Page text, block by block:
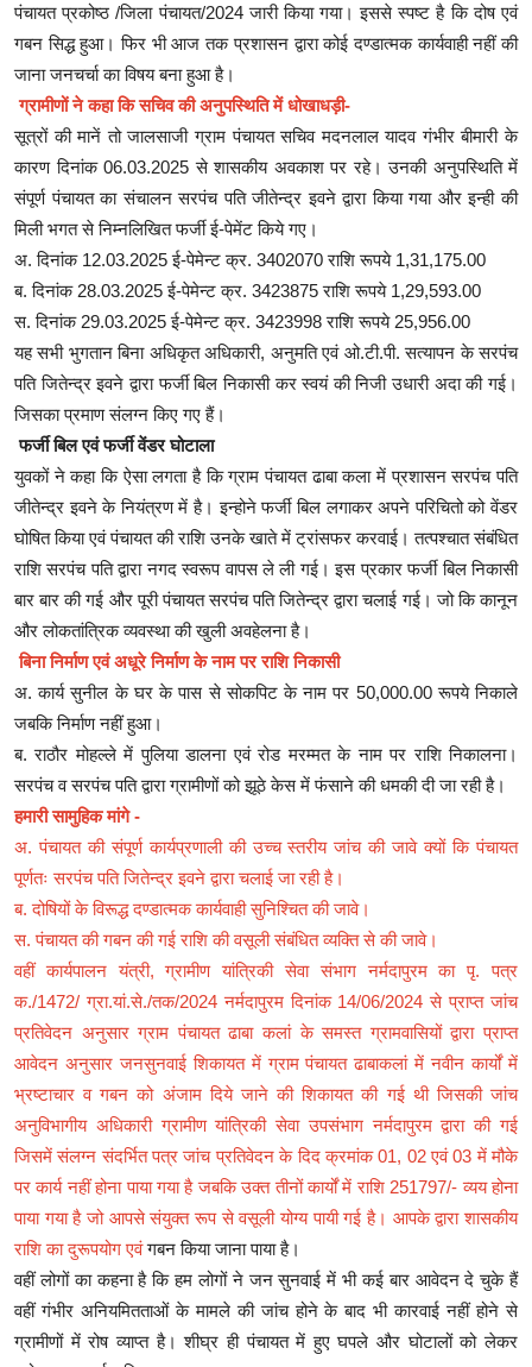
पंचायत प्रकोष्ठ /जिला पंचायत/2024 जारी किया गया। इससे स्पष्ट है कि दोष एवं
गबन सिद्ध हुआ। फिर भी आज तक प्रशासन द्वारा कोई दण्डात्मक कार्यवाही नहीं की
जाना जनचर्चा का विषय बना हुआ है।
ग्रामीणों ने कहा कि सचिव की अनुपस्थिति में धोखाधड़ी-
सूत्रों की मानें तो जालसाजी ग्राम पंचायत सचिव मदनलाल यादव गंभीर बीमारी के
कारण दिनांक 06.03.2025 से शासकीय अवकाश पर रहे। उनकी अनुपस्थिति में
संपूर्ण पंचायत का संचालन सरपंच पति जीतेन्द्र इवने द्वारा किया गया और इन्ही की
मिली भगत से निम्नलिखित फर्जी ई-पेमेंट किये गए।
अ. दिनांक 12.03.2025 ई-पेमेन्ट क्र. 3402070 राशि रूपये 1,31,175.00
ब. दिनांक 28.03.2025 ई-पेमेन्ट क्र. 3423875 राशि रूपये 1,29,593.00
स. दिनांक 29.03.2025 ई-पेमेन्ट क्र. 3423998 राशि रूपये 25,956.00
यह सभी भुगतान बिना अधिकृत अधिकारी, अनुमति एवं ओ.टी.पी. सत्यापन के सरपंच
पति जितेन्द्र इवने द्वारा फर्जी बिल निकासी कर स्वयं की निजी उधारी अदा की गई।
जिसका प्रमाण संलग्न किए गए हैं।
फर्जी बिल एवं फर्जी वेंडर घोटाला
युवकों ने कहा कि ऐसा लगता है कि ग्राम पंचायत ढाबा कला में प्रशासन सरपंच पति
जीतेन्द्र इवने के नियंत्रण में है। इन्होने फर्जी बिल लगाकर अपने परिचितो को वेंडर
घोषित किया एवं पंचायत की राशि उनके खाते में ट्रांसफर करवाई। तत्पश्चात संबंधित
राशि सरपंच पति द्वारा नगद स्वरूप वापस ले ली गई। इस प्रकार फर्जी बिल निकासी
बार बार की गई और पूरी पंचायत सरपंच पति जितेन्द्र द्वारा चलाई गई। जो कि कानून
और लोकतांत्रिक व्यवस्था की खुली अवहेलना है।
बिना निर्माण एवं अधूरे निर्माण के नाम पर राशि निकासी
अ. कार्य सुनील के घर के पास से सोकपिट के नाम पर 50,000.00 रूपये निकाले
जबकि निर्माण नहीं हुआ।
ब. राठौर मोहल्ले में पुलिया डालना एवं रोड मरम्मत के नाम पर राशि निकालना।
सरपंच व सरपंच पति द्वारा ग्रामीणों को झूठे केस में फंसाने की धमकी दी जा रही है।
हमारी सामुहिक मांगे -
अ. पंचायत की संपूर्ण कार्यप्रणाली की उच्च स्तरीय जांच की जावे क्यों कि पंचायत
पूर्णतः सरपंच पति जितेन्द्र इवने द्वारा चलाई जा रही है।
ब. दोषियों के विरूद्ध दण्डात्मक कार्यवाही सुनिश्चित की जावे।
स. पंचायत की गबन की गई राशि की वसूली संबंधित व्यक्ति से की जावे।
वहीं कार्यपालन यंत्री, ग्रामीण यांत्रिकी सेवा संभाग नर्मदापुरम का पृ. पत्र
क./1472/ ग्रा.यां.से./तक/2024 नर्मदापुरम दिनांक 14/06/2024 से प्राप्त जांच
प्रतिवेदन अनुसार ग्राम पंचायत ढाबा कलां के समस्त ग्रामवासियों द्वारा प्राप्त
आवेदन अनुसार जनसुनवाई शिकायत में ग्राम पंचायत ढाबाकलां में नवीन कार्यों में
भ्रष्टाचार व गबन को अंजाम दिये जाने की शिकायत की गई थी जिसकी जांच
अनुविभागीय अधिकारी ग्रामीण यांत्रिकी सेवा उपसंभाग नर्मदापुरम द्वारा की गई
जिसमें संलग्न संदर्भित पत्र जांच प्रतिवेदन के दिद क्रमांक 01, 02 एवं 03 में मौके
पर कार्य नहीं होना पाया गया है जबकि उक्त तीनों कार्यों में राशि 251797/- व्यय होना
पाया गया है जो आपसे संयुक्त रूप से वसूली योग्य पायी गई है। आपके द्वारा शासकीय
राशि का दुरूपयोग एवंगबन किया जाना पाया है।
वहीं लोगों का कहना है कि हम लोगों ने जन सुनवाई में भी कई बार आवेदन दे चुके हैं
वहीं गंभीर अनियमितताओं के मामले की जांच होने के बाद भी कारवाई नहीं होने से
ग्रामीणों में रोष व्याप्त है। शीघ्र ही पंचायत में हुए घपले और घोटालों को लेकर